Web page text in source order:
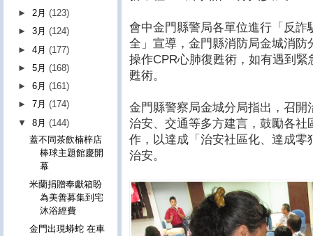
會中金門縣警局各單位進行「反
全」宣導，金門縣消防局金城消
操作CPR心肺復甦術，如有遇到
甦術。
金門縣警察局金城分局指出，召
治安、交通等多方建言，鼓勵各
作，以達成「治安社區化、達成
治安。
►2月(123)
►3月(124)
►4月(177)
►5月(168)
►6月(161)
►7月(174)
▼8月(144)
蓋不同茶飲楠梓店
棒球主題館慶開
幕
米蘭捐贈奉獻箱盼
為美善募集到宅
沐浴經費
金門出現蟒蛇 在車